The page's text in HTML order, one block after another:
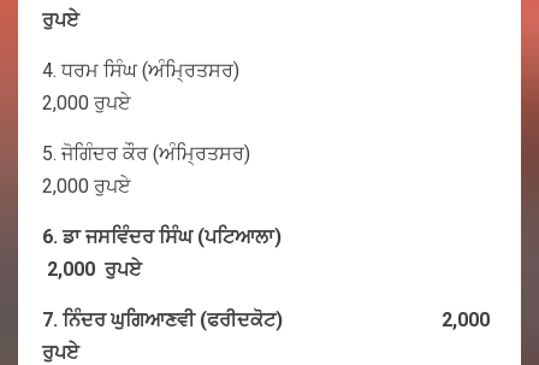
ਰੁਪਏ
4. ਧਰਮ ਸਿੰਘ (ਅੰਮ੍ਰਿਤਸਰ)
2,000 ਰੁਪਏ
5. ਜੋਗਿੰਦਰ ਕੌਰ (ਅੰਮ੍ਰਿਤਸਰ)
2,000 ਰੁਪਏ
6. ਡਾਜਸਵਿੰਦਰਸਿੰਘ (ਪਟਿਆਲਾ)
2,000 ਰੁਪਏ
7. ਨਿੰਦਰਘੁਗਿਆਣਵੀ (ਫਰੀਦਕੋਟ) 2,000
ਰੁਪਏ